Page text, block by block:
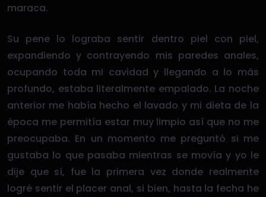
maraca.
Su pene lo lograba sentir dentro piel con piel,
expandiendo y contrayendo mis paredes anales,
ocupando toda mi cavidad y llegando a lo más
profundo, estaba literalmente empalado. La noche
anterior me había hecho el lavado y mi dieta de la
época me permitía estar muy limpio así que no me
preocupaba. En un momento me preguntó si me
gustaba lo que pasaba mientras se movía y yo le
dije que sí, fue la primera vez donde realmente
logré sentir el placer anal, si bien, hasta la fecha he